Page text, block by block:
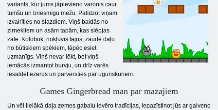
variants, kur jums jāpievieno varonis caur
tumšu un briesmīgu mežu. Palīdzot viņam
izvairīties no slazdiem. Viņš baidās no
zirnekļiem un asām tapām, kas slēpjas
zālē. Kolobok, nokļuvis tajos, zaudē daļu
no būtiskiem spēkiem, tāpēc esiet
uzmanīgs. Viņš nevar lēkt, bet viņš
iemācās izmantot burvju, un drīz varēs
iesaldēt ezerus un pārvērsties par ugunskuriem.
Games Gingerbread man par mazajiem
Un vēl lielākā daļa zemes gabalu ievēro tradīcijas, iepazīstinot jūs ar galveno